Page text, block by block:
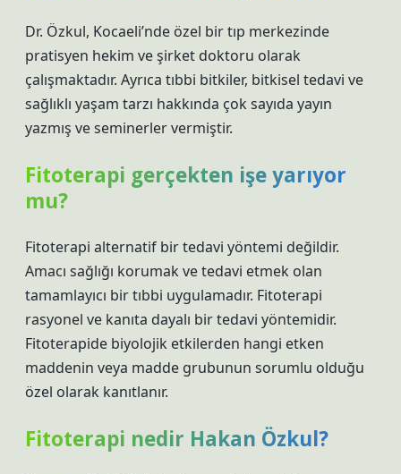
Dr. Özkul, Kocaeli’nde özel bir tıp merkezinde
pratisyen hekim ve şirket doktoru olarak
çalışmaktadır. Ayrıca tıbbi bitkiler, bitkisel tedavi ve
sağlıklı yaşam tarzı hakkında çok sayıda yayın
yazmış ve seminerler vermiştir.
Fitoterapi gerçekten işe yarıyor
mu?
Fitoterapi alternatif bir tedavi yöntemi değildir.
Amacı sağlığı korumak ve tedavi etmek olan
tamamlayıcı bir tıbbi uygulamadır. Fitoterapi
rasyonel ve kanıta dayalı bir tedavi yöntemidir.
Fitoterapide biyolojik etkilerden hangi etken
maddenin veya madde grubunun sorumlu olduğu
özel olarak kanıtlanır.
Fitoterapi nedir Hakan Özkul?